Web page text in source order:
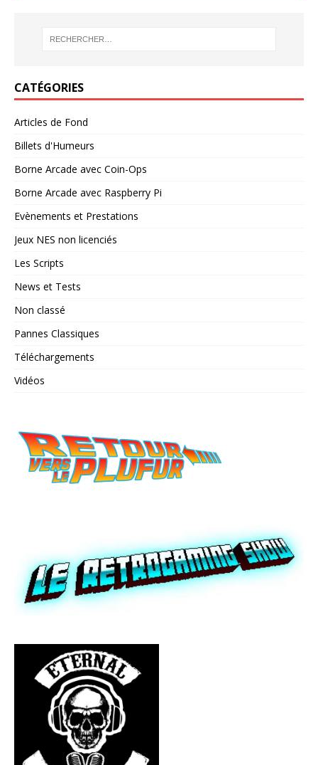
CATÉGORIES
Articles de Fond
Billets d'Humeurs
Borne Arcade avec Coin-Ops
Borne Arcade avec Raspberry Pi
Evènements et Prestations
Jeux NES non licenciés
Les Scripts
News et Tests
Non classé
Pannes Classiques
Téléchargements
Vidéos